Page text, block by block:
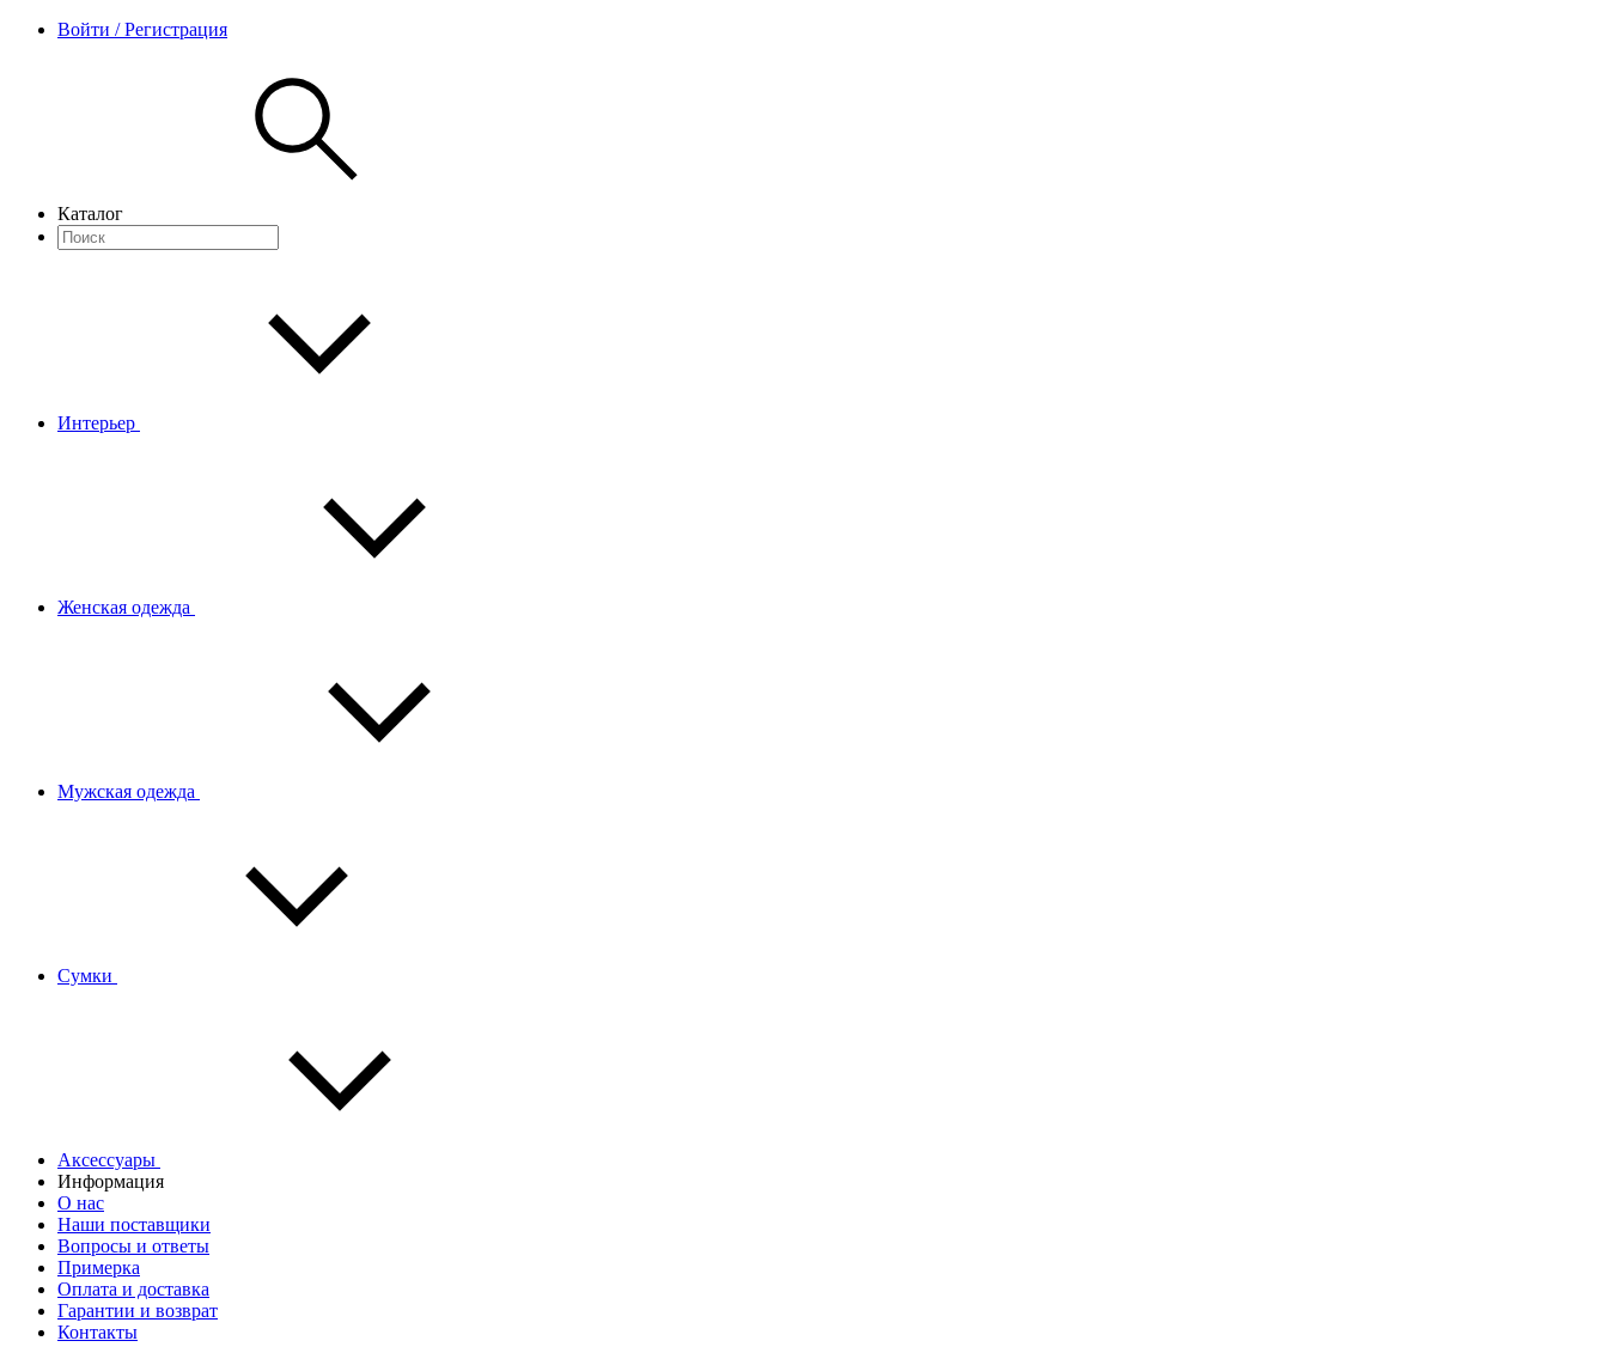
Войти / Регистрация
Каталог
Интерьер
Женская одежда
Мужская одежда
Сумки
Аксессуары
Информация
О нас
Наши поставщики
Вопросы и ответы
Примерка
Оплата и доставка
Гарантии и возврат
Контакты